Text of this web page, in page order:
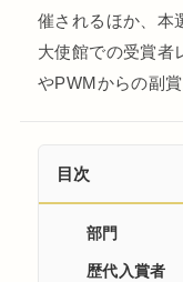
催されるほか、本
大使館での受賞者
やPWMからの副
目次
部門
歴代入賞者